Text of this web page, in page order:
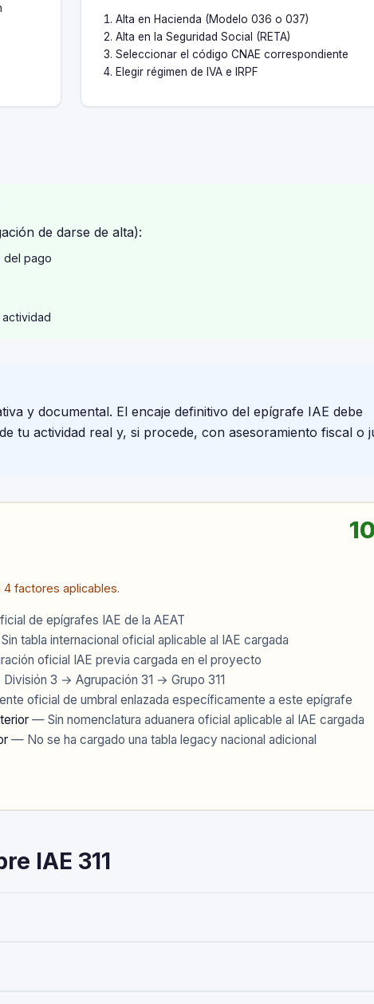
Alta en Hacienda (Modelo 036 o 037)
Alta en la Seguridad Social (RETA)
Seleccionar el código CNAE correspondiente
Elegir régimen de IVA e IRPF
de darse de alta):
del pago
actividad
y documental. El encaje definitivo del epígrafe IAE debe
tu actividad real y, si procede, con asesoramiento fiscal o
factores aplicables.
de epígrafes IAE de la AEAT
tabla internacional oficial aplicable al IAE cargada
oficial IAE previa cargada en el proyecto
3 → Agrupación 31 → Grupo 311
oficial de umbral enlazada específicamente a este epígrafe
— Sin nomenclatura aduanera oficial aplicable al IAE cargada
— No se ha cargado una tabla legacy nacional adicional
IAE 311
realice esta actividad debe darse de alta mediante el Modelo 036